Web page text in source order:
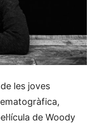
les joves
de Woody